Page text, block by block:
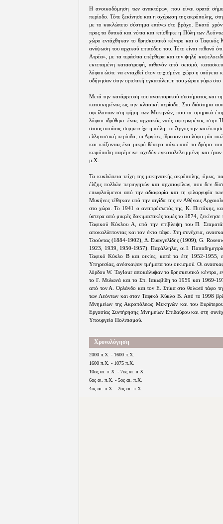
Η ανοικοδόμηση των ανακτόρων, που είναι ορατά
περίοδο. Τότε ξεκίνησε και η οχύρωση της ακρόπολης,
με το κυκλώπειο σύστημα επάνω στο βράχο. Εκατό
προς τα δυτικά και νότια και κτίσθηκε η Πύλη των
χώρο εντάχθηκαν το θρησκευτικό κέντρο και ο
ανύψωση του αρχικού επιπέδου του. Τότε είναι πιθανό
Ατρέα», με τα τεράστια υπέρθυρα και την ψηλή
εκτεταμένη καταστροφή, πιθανόν από σεισμό,
λόφου ώστε να ενταχθεί στον τειχισμένο χώρο η
οδήγησαν στην οριστική εγκατάλειψη του χώρου γύρω
Μετά την κατάρρευση του ανακτορικού συστήματος και
κατοικημένος ως την κλασική περίοδο. Στο διάστημα
οφείλονταν στη φήμη των Μυκηνών, που τα ομηρικά
λόφου ιδρύθηκε ένας αρχαϊκός ναός αφιερωμένος
στους οποίους συμμετείχε η πόλη, το Άργος την
ελληνιστική περίοδο, οι Αργίτες ίδρυσαν στο λόφο μία
και κτίζοντας ένα μικρό θέατρο πάνω από το δρόμο
κωμόπολη παρέμεινε σχεδόν εγκαταλελειμμένη και
μ.Χ.
Τα κυκλώπεια τείχη της μυκηναϊκής ακρόπολης, όμως,
έλξης πολλών περιηγητών και αρχαιοφίλων, που δεν
επωφλούμενοι από την αδιαφορία και τη φιλαργυρία
Μυκήνες τέθηκαν υπό την αιγίδα της εν Αθήναις
στο χώρο. Το 1941 ο αντιπρόσωπός της, Κ. Πιττάκης,
ύστερα από μικρές δοκιμαστικές τομές το 1874,
Ταφικού Κύκλου Α, υπό την επίβλεψη του Π.
αποκαλύπτοντας και τον έκτο τάφο. Στη συνέχεια,
Τσούντας (1884-1902), Δ. Ευαγγελίδης (1909), G.
1923, 1939, 1950-1957). Παράλληλα, οι Ι.
Ταφικό Κύκλο Β και οικίες, κατά τα έτη 1952-1955,
Υπηρεσίας, ανέσκαψαν τμήματα του οικισμού. Οι
λόρδου W. Taylour αποκάλυψαν το θρησκευτικό κέντρο,
το Γ. Μυλωνά και το Σπ. Ιακωβίδη το 1959 και 1969-
από τον Α. Ορλάνδο και τον Ε. Στίκα στο θολωτό τάφο
των Λεόντων και στον Ταφικό Κύκλο Β. Από το 1998
Μνημείων της Ακροπόλεως Μυκηνών και του
Εργασίας Συντήρησης Μνημείων Επιδαύρου και στη
Υπουργείο Πολιτισμού.
Χρονολόγηση
2000 π.Χ. - 1600 π.Χ.
1600 π.Χ. - 1075 π.Χ.
10ος αι. π.Χ. - 7ος αι. π.Χ.
6ος αι. π.Χ. - 5ος αι. π.Χ.
4ος αι. π.Χ. - 2ος αι. π.Χ.